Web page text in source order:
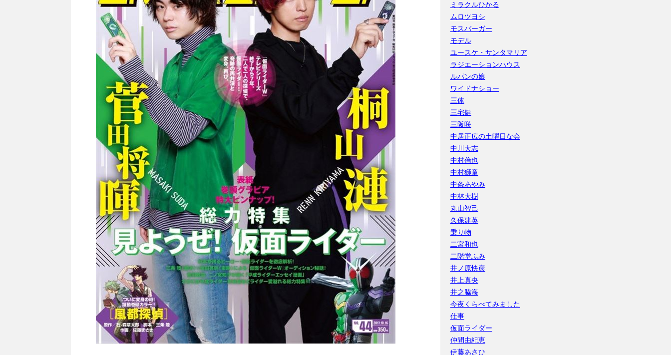
ミラクルひかる
ムロツヨシ
モスバーガー
モデル
ユースケ・サンタマリア
ラジエーションハウス
ルパンの娘
ワイドナショー
三体
三宅健
三阪咲
中居正広の土曜日な会
中川大志
中村倫也
中村獅童
中条あやみ
中林大樹
丸山智己
久保建英
乗り物
二宮和也
二階堂ふみ
井ノ原快彦
井上真央
井之脇海
今夜くらべてみました
仕事
仮面ライダー
仲間由紀恵
伊藤あさひ